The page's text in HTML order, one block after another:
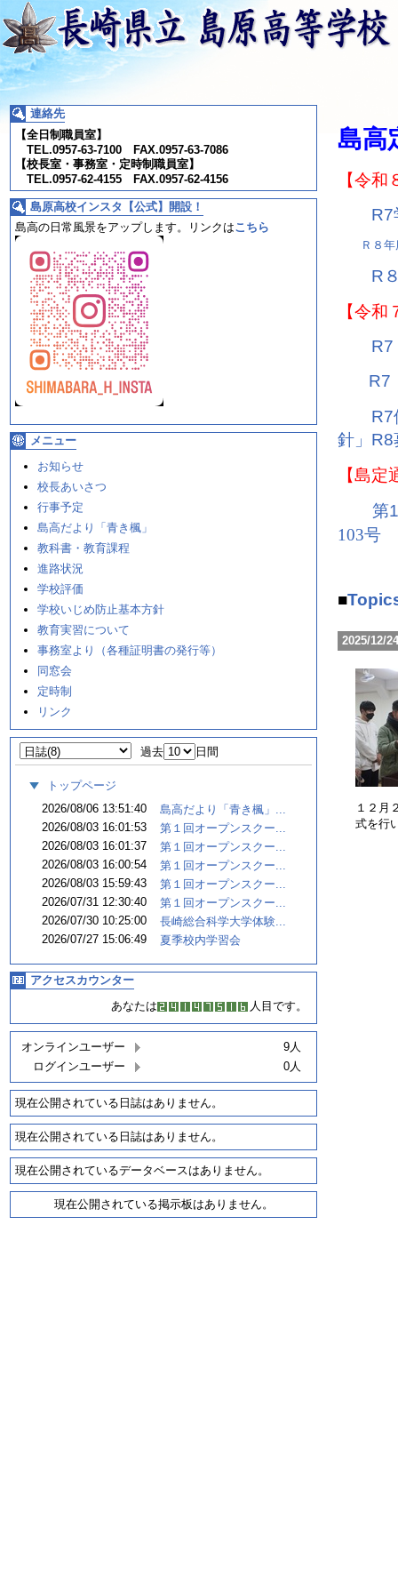
連絡先
【全日制職員室】
TEL.0957-63-7100 FAX.0957-63-7086
【校長室・事務室・定時制職員室】
TEL.0957-62-4155 FAX.0957-62-4156
島原高校インスタ【公式】開設！
島高の日常風景をアップします。
リンクはこちら
メニュー
お知らせ
校長あいさつ
行事予定
島高だより「青き楓」
教科書・教育課程
進路状況
学校評価
学校いじめ防止基本方針
教育実習について
事務室より（各種証明書の発行等）
同窓会
定時制
リンク
過去 日間
トップページ
2026/08/06 13:51:40
島高だより「青き楓」...
2026/08/03 16:01:53
第１回オープンスクー...
2026/08/03 16:01:37
第１回オープンスクー...
2026/08/03 16:00:54
第１回オープンスクー...
2026/08/03 15:59:43
第１回オープンスクー...
2026/07/31 12:30:40
第１回オープンスクー...
2026/07/30 10:25:00
長崎総合科学大学体験...
2026/07/27 15:06:49
夏季校内学習会
アクセスカウンター
あなたは
人目です。
オンラインユーザー
9人
ログインユーザー
0人
現在公開されている日誌はありません。
現在公開されている日誌はありません。
現在公開されているデータベースはありません。
現在公開されている掲示板はありません。
島高
【令和
R7
Ｒ８
R
【令和
R7
R7
R7
針」 R8
【島
第
103号
■
2025/12/24
１２月
式を行